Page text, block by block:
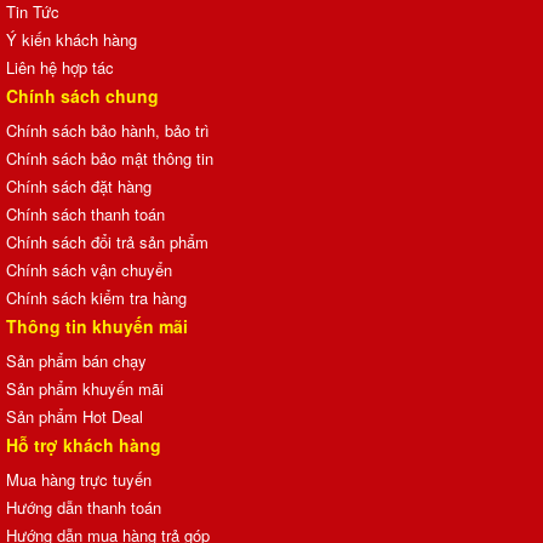
Tin Tức
Ý kiến khách hàng
Liên hệ hợp tác
Chính sách chung
Chính sách bảo hành, bảo trì
Chính sách bảo mật thông tin
Chính sách đặt hàng
Chính sách thanh toán
Chính sách đổi trả sản phẩm
Chính sách vận chuyển
Chính sách kiểm tra hàng
Thông tin khuyến mãi
Sản phẩm bán chạy
Sản phẩm khuyến mãi
Sản phẩm Hot Deal
Hỗ trợ khách hàng
Mua hàng trực tuyến
Hướng dẫn thanh toán
Hướng dẫn mua hàng trả góp